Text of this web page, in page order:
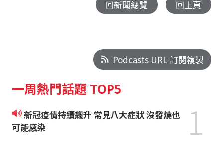
回新聞總覽 回上頁
Podcasts URL 訂閱複製
一周熱門話題 TOP5
新冠疫情持續飆升 常見八大症狀 沒發燒也
可能感染
1